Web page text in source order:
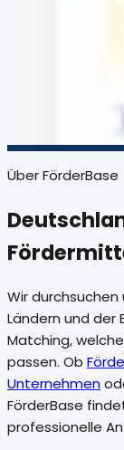
Über FörderBase
Wir durchsuchen
Ländern und der
Matching,
passen. Ob
Unternehmen
FörderBase
professionelle